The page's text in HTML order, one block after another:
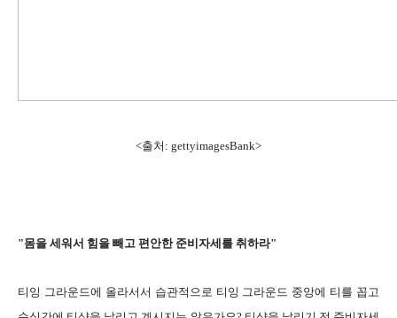
<출처: gettyimagesBank>
"몸을 세워서 힘을 빼고 편안한 준비자세를 취하라"
티잉 그라운드에 올라서서 습관적으로 티잉 그라운드 중앙에 티를 꼽고